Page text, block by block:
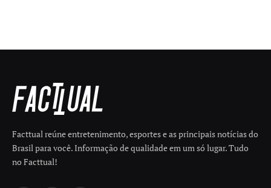
Facttual reúne entretenimento, esportes e as principais notícias do
Brasil para você. Informação de qualidade em um só lugar. Tudo
no Facttual!